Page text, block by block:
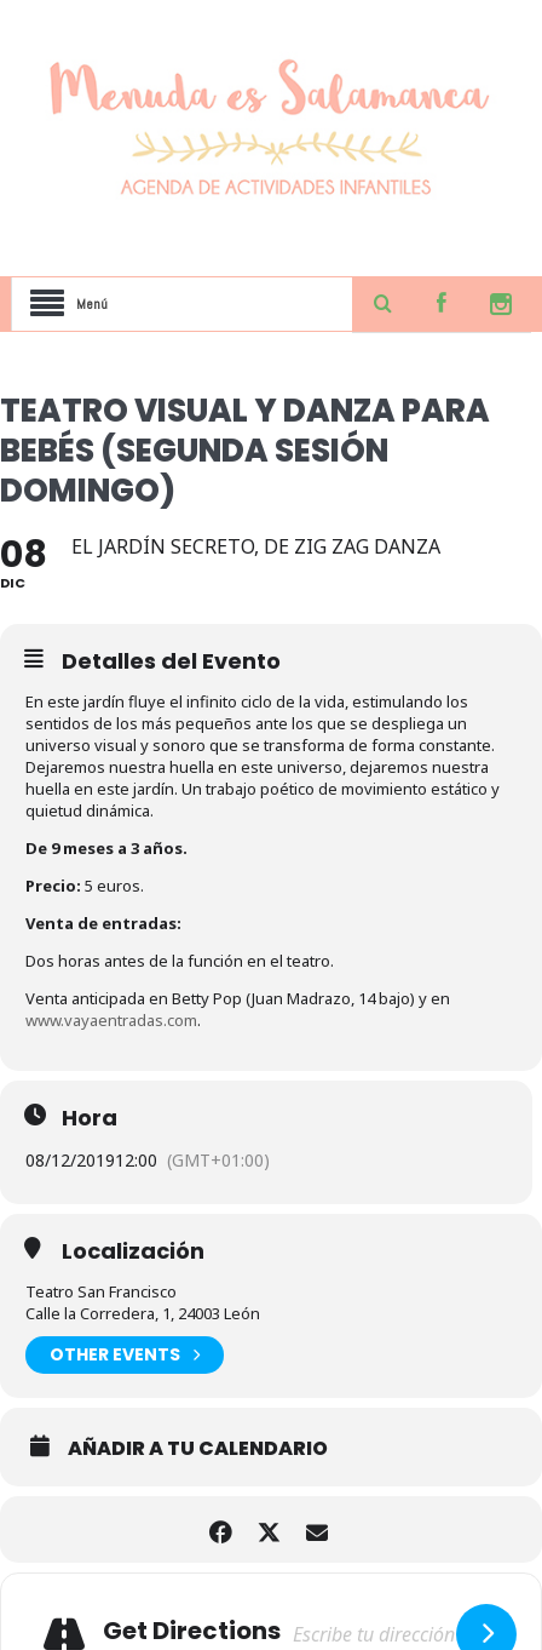
Menú
TEATRO VISUAL Y DANZA PARA
BEBÉS (SEGUNDA SESIÓN
DOMINGO)
08
DIC
EL JARDÍN SECRETO, DE ZIG ZAG DANZA
Detalles del Evento
En este jardín fluye el infinito ciclo de la vida, estimulando los
sentidos de los más pequeños ante los que se despliega un
universo visual y sonoro que se transforma de forma constante.
Dejaremos nuestra huella en este universo, dejaremos nuestra
huella en este jardín. Un trabajo poético de movimiento estático y
quietud dinámica.
De 9 meses a 3 años.
Precio: 5 euros.
Venta de entradas:
Dos horas antes de la función en el teatro.
Venta anticipada en Betty Pop (Juan Madrazo, 14 bajo) y en
www.vayaentradas.com.
Hora
08/12/201912:00 (GMT+01:00)
Localización
Teatro San Francisco
Calle la Corredera, 1, 24003 León
OTHER EVENTS
AÑADIR A TU CALENDARIO
Get Directions